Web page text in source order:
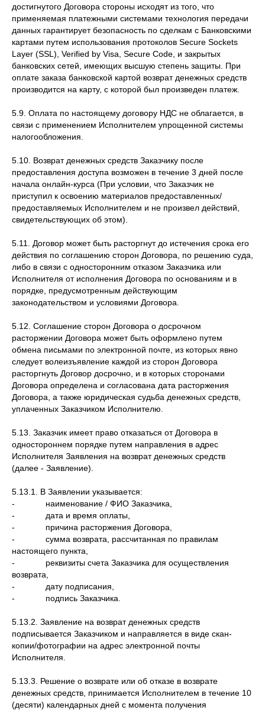
достигнутого Договора стороны исходят из того, что
применяемая платежными системами технология передачи
данных гарантирует безопасность по сделкам с Банковскими
картами путем использования протоколов Secure Sockets
Layer (SSL), Verified by Visa, Secure Code, и закрытых
банковских сетей, имеющих высшую степень защиты. При
оплате заказа банковской картой возврат денежных средств
производится на карту, с которой был произведен платеж.
5.9. Оплата по настоящему договору НДС не облагается, в
связи с применением Исполнителем упрощенной системы
налогообложения.
5.10. Возврат денежных средств Заказчику после
предоставления доступа возможен в течение 3 дней после
начала онлайн-курса (При условии, что Заказчик не
приступил к освоению материалов предоставленных/
предоставляемых Исполнителем и не произвел действий,
свидетельствующих об этом).
5.11. Договор может быть расторгнут до истечения срока его
действия по соглашению сторон Договора, по решению суда,
либо в связи с односторонним отказом Заказчика или
Исполнителя от исполнения Договора по основаниям и в
порядке, предусмотренным действующим
законодательством и условиями Договора.
5.12. Соглашение сторон Договора о досрочном
расторжении Договора может быть оформлено путем
обмена письмами по электронной почте, из которых явно
следует волеизъявление каждой из сторон Договора
расторгнуть Договор досрочно, и в которых сторонами
Договора определена и согласована дата расторжения
Договора, а также юридическая судьба денежных средств,
уплаченных Заказчиком Исполнителю.
5.13. Заказчик имеет право отказаться от Договора в
одностороннем порядке путем направления в адрес
Исполнителя Заявления на возврат денежных средств
(далее - Заявление).
5.13.1. В Заявлении указывается:
- наименование / ФИО Заказчика,
- дата и время оплаты,
- причина расторжения Договора,
- сумма возврата, рассчитанная по правилам
настоящего пункта,
- реквизиты счета Заказчика для осуществления
возврата,
- дату подписания,
- подпись Заказчика.
5.13.2. Заявление на возврат денежных средств
подписывается Заказчиком и направляется в виде скан-
копии/фотографии на адрес электронной почты
Исполнителя.
5.13.3. Решение о возврате или об отказе в возврате
денежных средств, принимается Исполнителем в течение 10
(десяти) календарных дней с момента получения